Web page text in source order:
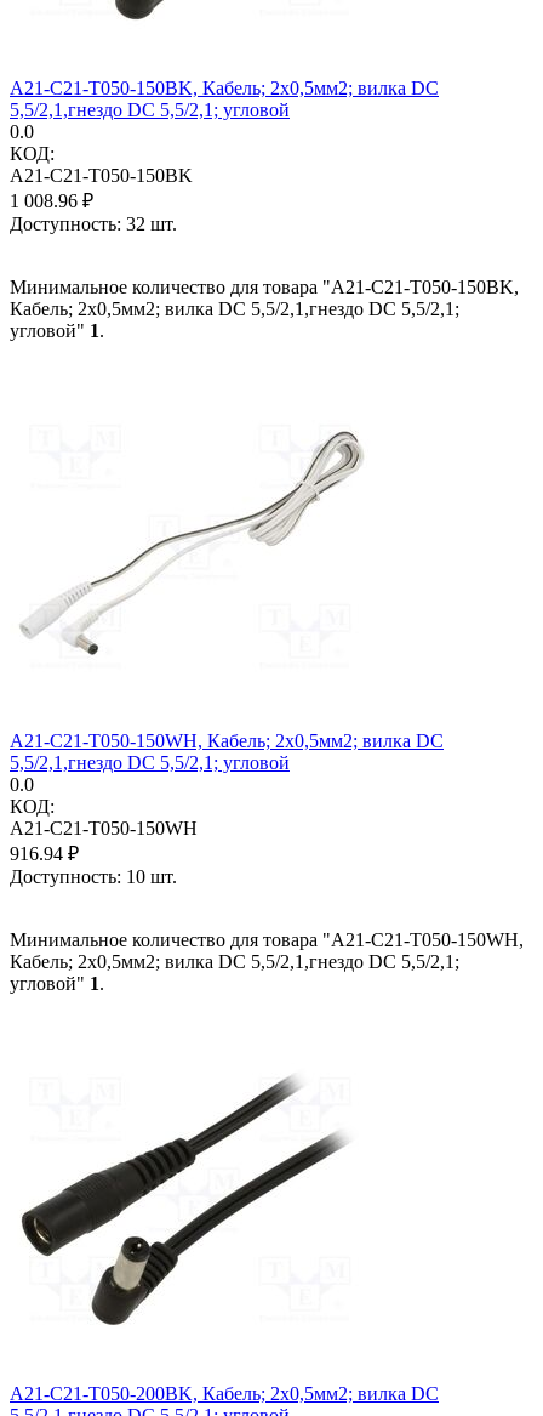
A21-C21-T050-150BK, Кабель; 2x0,5мм2; вилка DC
5,5/2,1,гнездо DC 5,5/2,1; угловой
0.0
КОД:
A21-C21-T050-150BK
1 008.96 ₽
Доступность: 32 шт.
Минимальное количество для товара "A21-C21-T050-150BK,
Кабель; 2x0,5мм2; вилка DC 5,5/2,1,гнездо DC 5,5/2,1;
угловой" 1.
A21-C21-T050-150WH, Кабель; 2x0,5мм2; вилка DC
5,5/2,1,гнездо DC 5,5/2,1; угловой
0.0
КОД:
A21-C21-T050-150WH
916.94 ₽
Доступность: 10 шт.
Минимальное количество для товара "A21-C21-T050-150WH,
Кабель; 2x0,5мм2; вилка DC 5,5/2,1,гнездо DC 5,5/2,1;
угловой" 1.
A21-C21-T050-200BK, Кабель; 2x0,5мм2; вилка DC